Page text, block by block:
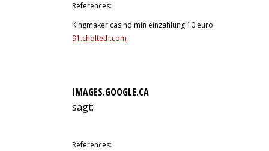
References:
Kingmaker casino min einzahlung 10 euro
91.cholteth.com
IMAGES.GOOGLE.CA
sagt:
References: